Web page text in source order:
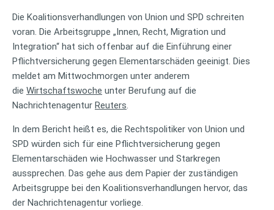
Die Koalitionsverhandlungen von Union und SPD schreiten
voran. Die Arbeitsgruppe „Innen, Recht, Migration und
Integration“ hat sich offenbar auf die Einführung einer
Pflichtversicherung gegen Elementarschäden geeinigt. Dies
meldet am Mittwochmorgen unter anderem
die Wirtschaftswoche unter Berufung auf die
Nachrichtenagentur Reuters.
In dem Bericht heißt es, die Rechtspolitiker von Union und
SPD würden sich für eine Pflichtversicherung gegen
Elementarschäden wie Hochwasser und Starkregen
aussprechen. Das gehe aus dem Papier der zuständigen
Arbeitsgruppe bei den Koalitionsverhandlungen hervor, das
der Nachrichtenagentur vorliege.